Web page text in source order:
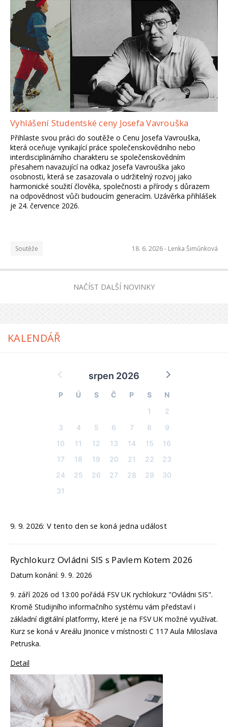
Vyhlášení Studentské ceny Josefa Vavrouška
Přihlaste svou práci do soutěže o Cenu Josefa Vavrouška,
která oceňuje vynikající práce společenskovědního nebo
interdisciplinárního charakteru se společenskovědním
přesahem navazující na odkaz Josefa Vavrouška jako
osobnosti, která se zasazovala o udržitelný rozvoj jako
harmonické soužití člověka, společnosti a přírody s důrazem
na odpovědnost vůči budoucím generacím. Uzávěrka přihlášek
je 24. července 2026.
Soutěže 18. 6. 2026 - Lenka Šimůnková
NAČÍST DALŠÍ NOVINKY
KALENDÁŘ
srpen 2026
P Ú S Č P S
N
1
2
3
4 5 6 7 8
9
10
11 12 13 14 15
16
17
18 19 20 21 22
23
24
25 26 27 28 29
30
31
9. 9. 2026: V tento den se koná jedna událost
Rychlokurz Ovládni SIS s Pavlem Kotem 2026
Datum konání: 9. 9. 2026
9. září 2026 od 13:00 pořádá FSV UK rychlokurz "Ovládni SIS".
Kromě Studijního informačního systému vám představí i
základní digitální platformy, které je na FSV UK možné využívat.
Kurz se koná v Areálu Jinonice v místnosti C 117 Aula Miloslava
Petruska.
Detail